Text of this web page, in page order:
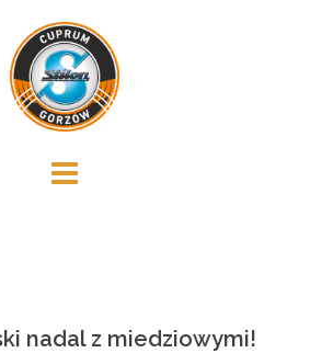
nadal z miedziowymi!